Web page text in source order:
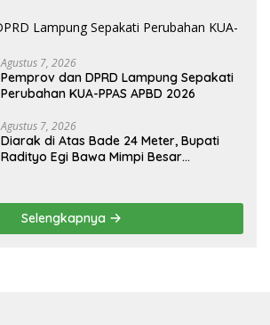
HKBP Lampung
Agustus 7, 2026
Pemprov dan DPRD Lampung Sepakati
Perubahan KUA-PPAS APBD 2026
Agustus 7, 2026
Diarak di Atas Bade 24 Meter, Bupati
Radityo Egi Bawa Mimpi Besar
Selengkapnya